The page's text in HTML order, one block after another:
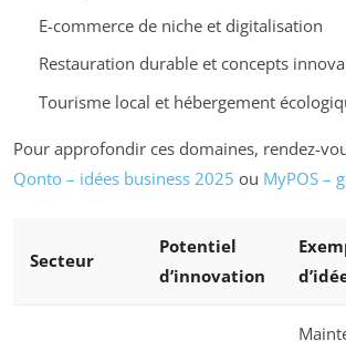
E-commerce de niche et digitalisation
Restauration durable et concepts
Tourisme local et hébergement
Pour approfondir ces domaines, rendez-
Qonto – idées business 2025 ou MyPOS –
Secteur
Potentiel
d’innovation